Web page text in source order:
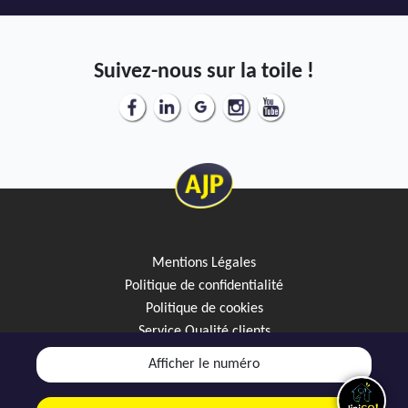
Afficher le numéro
Suivez-nous sur la toile !
Mentions Légales
Politique de confidentialité
Politique de cookies
Service Qualité clients
Créez votre alerte mail